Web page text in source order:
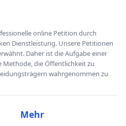
online Petition durch
Dienstleistung. Unsere Petitionen
Daher ist die Aufgabe einer
Methode, die Öffentlichkeit zu
wahrgenommen zu
Mehr